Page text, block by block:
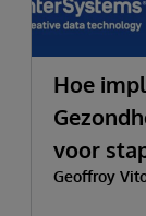
Hoe
voor
Geoffroy